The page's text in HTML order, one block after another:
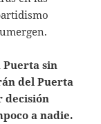
Puerta sin
del Puerta
decisión
a nadie.